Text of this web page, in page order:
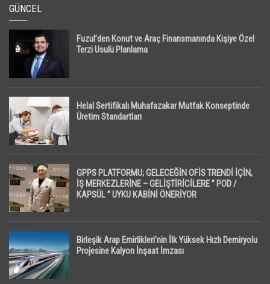
GÜNCEL
Fuzul’den Konut ve Araç Finansmanında Kişiye Özel
Terzi Usulü Planlama
Helal Sertifikalı Muhafazakar Mutfak Konseptinde
Üretim Standartları
GPPS PLATFORMU; GELECEĞİN OFİS TRENDİ İÇİN,
İŞ MERKEZLERİNE – GELİŞTİRİCİLERE ” POD /
KAPSÜL ” UYKU KABİNİ ÖNERİYOR
Birleşik Arap Emirlikleri’nin İlk Yüksek Hızlı Demiryolu
Projesine Kalyon İnşaat İmzası